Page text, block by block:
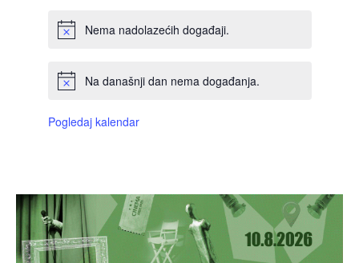
Nema nadolazećih događaji.
Na današnji dan nema događanja.
Pogledaj kalendar